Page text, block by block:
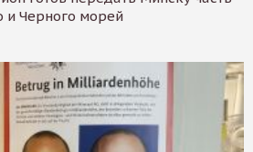
и Черного морей